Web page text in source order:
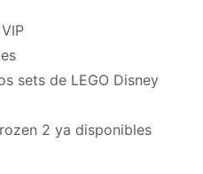
sets de LEGO Disney
2 ya disponibles